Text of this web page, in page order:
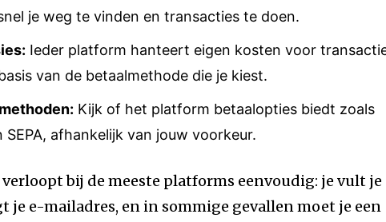
je weg te vinden en transacties te doen.
Ieder platform hanteert eigen kosten voor
van de betaalmethode die je kiest.
Kijk of het platform betaalopties biedt zoals
SEPA, afhankelijk van jouw voorkeur.
bij de meeste platforms eenvoudig: je vult je
je e-mailadres, en in sommige gevallen moet je een